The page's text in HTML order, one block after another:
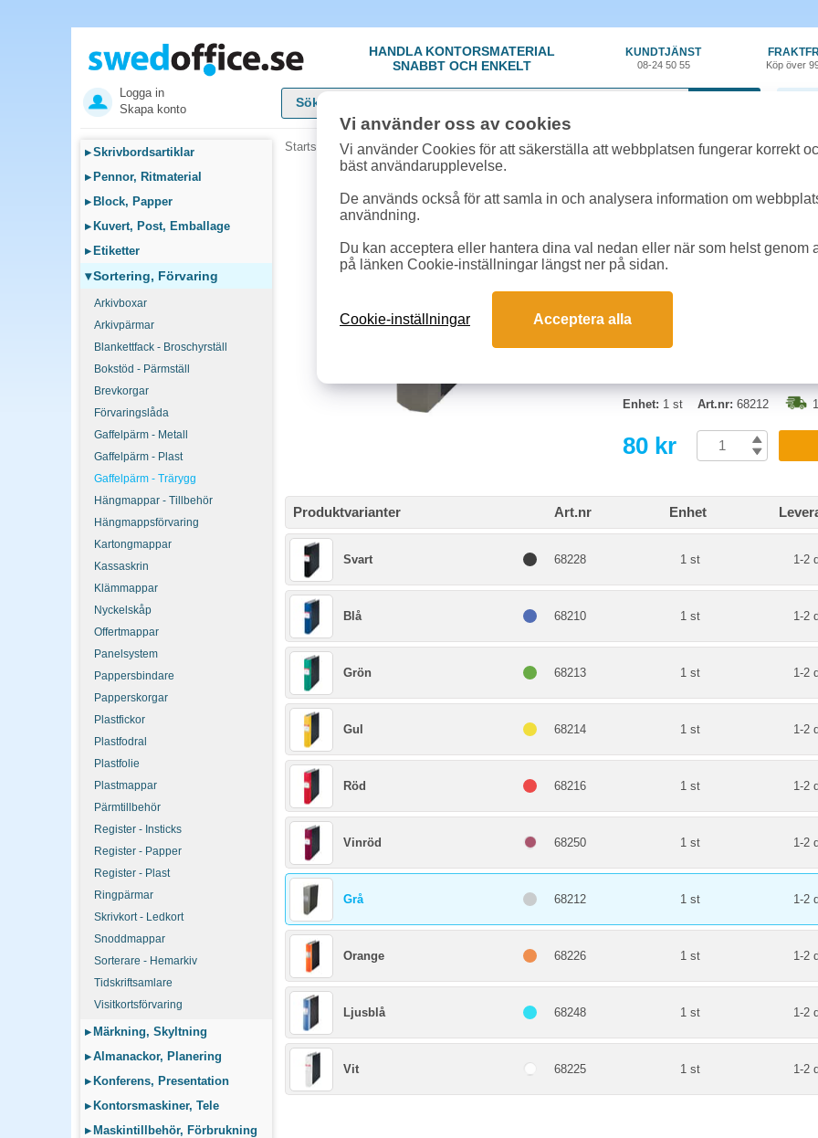
HANDLA KONTORSMATERIAL
SNABBT OCH ENKELT
KUNDTJÄNST
08-24 50 55 Köp över
Logga in
Skapa konto
▸Skrivbordsartiklar
▸ Pennor, Ritmaterial
▸ Block, Papper
▸ Kuvert, Post, Emballage
▸ Etiketter
▾Sortering, Förvaring
Arkivboxar
Arkivpärmar
Blankettfack - Broschyrställ
Bokstöd - Pärmställ
Brevkorgar
Förvaringslåda
Gaffelpärm - Metall
Gaffelpärm - Plast
Gaffelpärm - Trärygg
Hängmappar - Tillbehör
Hängmappsförvaring
Kartongmappar
Kassaskrin
Klämmappar
Nyckelskåp
Offertmappar
Panelsystem
Pappersbindare
Papperskorgar
Plastfickor
Plastfodral
Plastfolie
Plastmappar
Pärmtillbehör
Register - Insticks
Register - Papper
Register - Plast
Ringpärmar
Skrivkort - Ledkort
Snoddmappar
Sorterare - Hemarkiv
Tidskriftsamlare
Visitkortsförvaring
▸ Märkning, Skyltning
▸Almanackor, Planering
▸ Konferens, Presentation
▸ Kontorsmaskiner, Tele
▸ Maskintillbehör, Förbrukning
Startsida »Sortering, Förvaring»Gaffelpärm - Trärygg»Träryggspärm Jopa Original A4 grå
Träryggspärm Jopa
En klassisk arbetspärm av hög
med en ergonomisk tryckknapp.
pärmsidor med extra
Rymmer 400 pappersark. 5 års
Format:
Ryggbredd:
Enhet: 1 st Art.nr: 68212
80 kr
Produktvarianter Art.nr Enhet
Svart 68228 1 st 1-2
Blå 68210 1 st 1-2
Grön 68213 1 st 1-2
Gul 68214 1 st 1-2
Röd 68216 1 st 1-2
Vinröd 68250 1 st 1-2
Grå 68212 1 st 1-2
Orange 68226 1 st 1-2
Ljusblå 68248 1 st 1-2
Vit 68225 1 st 1-2
Vi använder oss av cookies
Vi använder Cookies för att säkerställa att webbplatsen fungerar korrekt
bäst användarupplevelse.
De används också för att samla in och analysera information om
användning.
Du kan acceptera eller hantera dina val nedan eller när som helst genom
på länken Cookie-inställningar längst ner på sidan.
Cookie-inställningar Acceptera alla